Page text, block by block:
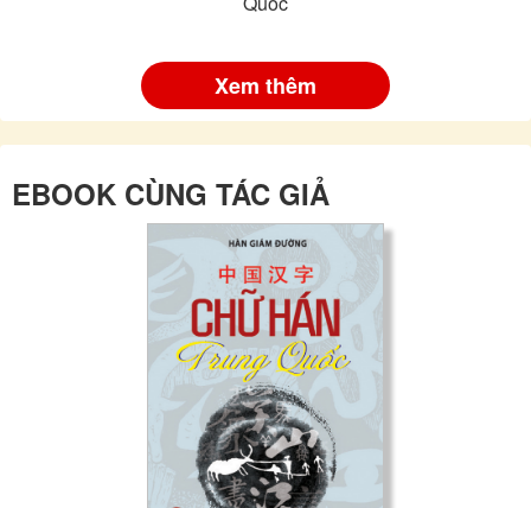
Xem thêm
EBOOK CÙNG TÁC GIẢ